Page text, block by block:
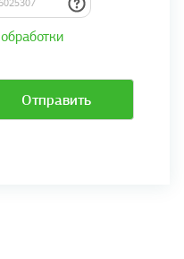
обработки
Отправить